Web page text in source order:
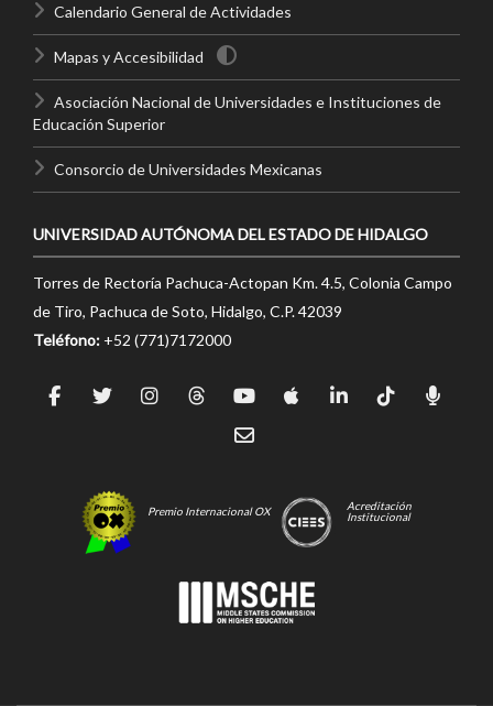
Calendario General de Actividades
Mapas y Accesibilidad
Asociación Nacional de Universidades e Instituciones de
Educación Superior
Consorcio de Universidades Mexicanas
UNIVERSIDAD AUTÓNOMA DEL ESTADO DE HIDALGO
Torres de Rectoría Pachuca-Actopan Km. 4.5, Colonia Campo
de Tiro, Pachuca de Soto, Hidalgo, C.P. 42039
Teléfono: +52 (771)7172000
Premio Internacional OX
Acreditación
Institucional